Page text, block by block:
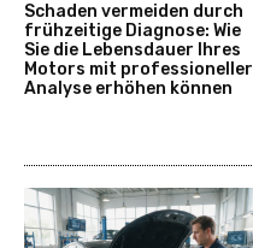
Schaden vermeiden durch
frühzeitige Diagnose: Wie
Sie die Lebensdauer Ihres
Motors mit professioneller
Analyse erhöhen können